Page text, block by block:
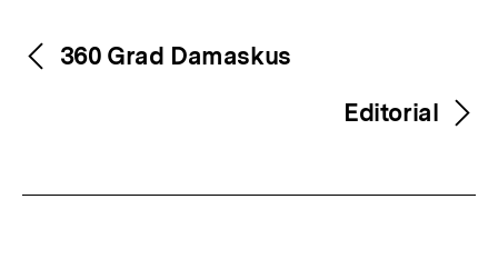
Inhaltsnavigation
Inhaltsnavigation
360 Grad Damaskus
Editorial